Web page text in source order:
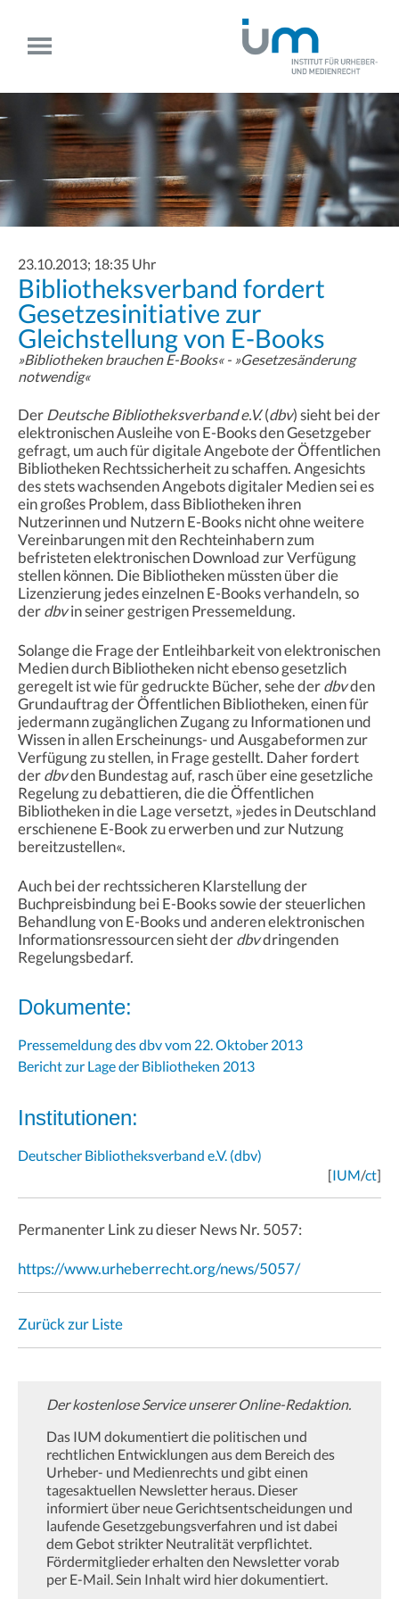
23.10.2013; 18:35 Uhr
Bibliotheksverband fordert
Gesetzesinitiative zur
Gleichstellung von E-Books
»Bibliotheken brauchen E-Books« - »Gesetzesänderung
notwendig«
DerDeutsche Bibliotheksverband e.V.(dbv) sieht bei der
elektronischen Ausleihe von E-Books den Gesetzgeber
gefragt, um auch für digitale Angebote der Öffentlichen
Bibliotheken Rechtssicherheit zu schaffen. Angesichts
des stets wachsenden Angebots digitaler Medien sei es
ein großes Problem, dass Bibliotheken ihren
Nutzerinnen und Nutzern E-Books nicht ohne weitere
Vereinbarungen mit den Rechteinhabern zum
befristeten elektronischen Download zur Verfügung
stellen können. Die Bibliotheken müssten über die
Lizenzierung jedes einzelnen E-Books verhandeln, so
derdbvin seiner gestrigen Pressemeldung.
Solange die Frage der Entleihbarkeit von elektronischen
Medien durch Bibliotheken nicht ebenso gesetzlich
geregelt ist wie für gedruckte Bücher, sehe derdbvden
Grundauftrag der Öffentlichen Bibliotheken, einen für
jedermann zugänglichen Zugang zu Informationen und
Wissen in allen Erscheinungs- und Ausgabeformen zur
Verfügung zu stellen, in Frage gestellt. Daher fordert
derdbvden Bundestag auf, rasch über eine gesetzliche
Regelung zu debattieren, die die Öffentlichen
Bibliotheken in die Lage versetzt, »jedes in Deutschland
erschienene E-Book zu erwerben und zur Nutzung
bereitzustellen«.
Auch bei der rechtssicheren Klarstellung der
Buchpreisbindung bei E-Books sowie der steuerlichen
Behandlung von E-Books und anderen elektronischen
Informationsressourcen sieht derdbvdringenden
Regelungsbedarf.
Dokumente:
Pressemeldung des dbv vom 22. Oktober 2013
Bericht zur Lage der Bibliotheken 2013
Institutionen:
Deutscher Bibliotheksverband e.V. (dbv)
[IUM/ct]
Permanenter Link zu dieser News Nr. 5057:
https://www.urheberrecht.org/news/5057/
Zurück zur Liste
Der kostenlose Service unserer Online-Redaktion.
Das IUM dokumentiert die politischen und
rechtlichen Entwicklungen aus dem Bereich des
Urheber- und Medienrechts und gibt einen
tagesaktuellen Newsletter heraus. Dieser
informiert über neue Gerichtsentscheidungen und
laufende Gesetzgebungsverfahren und ist dabei
dem Gebot strikter Neutralität verpflichtet.
Fördermitglieder erhalten den Newsletter vorab
per E-Mail. Sein Inhalt wird hier dokumentiert.